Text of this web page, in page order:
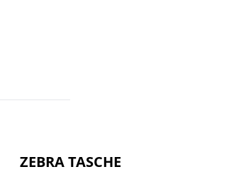
ZEBRA TASCHE